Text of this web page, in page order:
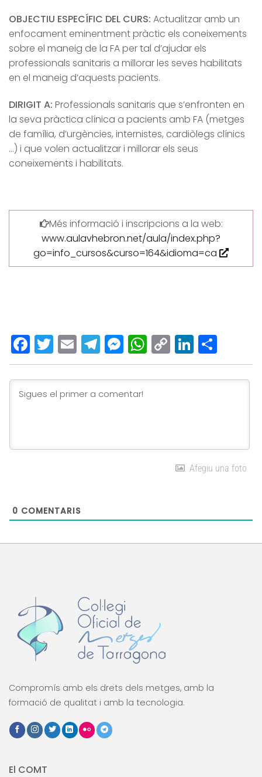
OBJECTIU ESPECÍFIC DEL CURS: Actualitzar amb un
enfocament eminentment pràctic els coneixements
sobre el maneig de la FA per tal d’ajudar els
professionals sanitaris a millorar les seves habilitats
en el maneig d’aquests pacients.
DIRIGIT A: Professionals sanitaris que s’enfronten en
la seva pràctica clínica a pacients amb FA (metges
de família, d’urgències, internistes, cardiòlegs clínics
…) i que volen actualitzar i millorar els seus
coneixements i habilitats.
Més informació i inscripcions a la web:
www.aulavhebron.net/aula/index.php?
go=info_cursos&curso=164&idioma=ca
Facebook
Twitter
EmailTelegram
Messenger
WhatsApp
Copy
Link
Afegiu una foto
0 COMENTARIS
Compromís amb els drets dels metges, amb la
formació de qualitat i amb la tecnologia.
El COMT